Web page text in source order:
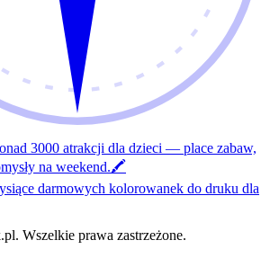
3000 atrakcji dla dzieci — place zabaw,
na weekend.🖍️
darmowych kolorowanek do druku dla
. Wszelkie prawa zastrzeżone.